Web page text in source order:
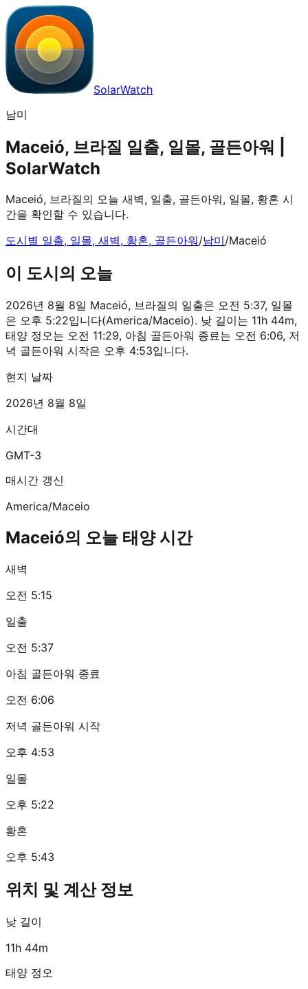
SolarWatch
남미
Maceió, 브라질 일출, 일몰, 골든아워 |
SolarWatch
Maceió, 브라질의 오늘 새벽, 일출, 골든아워, 일몰, 황혼 시
간을 확인할 수 있습니다.
도시별 일출, 일몰, 새벽, 황혼, 골든아워/남미/Maceió
이 도시의 오늘
2026년 8월 8일 Maceió, 브라질의 일출은 오전 5:37, 일몰
은 오후 5:22입니다(America/Maceio). 낮 길이는 11h 44m,
태양 정오는 오전 11:29, 아침 골든아워 종료는 오전 6:06, 저
녁 골든아워 시작은 오후 4:53입니다.
현지 날짜
2026년 8월 8일
시간대
GMT-3
매시간 갱신
America/Maceio
Maceió의 오늘 태양 시간
새벽
오전 5:15
일출
오전 5:37
아침 골든아워 종료
오전 6:06
저녁 골든아워 시작
오후 4:53
일몰
오후 5:22
황혼
오후 5:43
위치 및 계산 정보
낮 길이
11h 44m
태양 정오